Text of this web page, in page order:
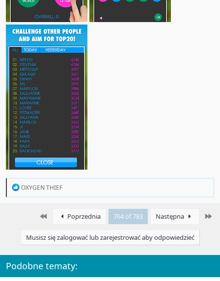
R
:
OXYGEN THIEF
First Poprzednia 764 of 783 Następna
Musisz się zalogować lub zarejestrować aby odpowiedzieć
Podobne tematy: